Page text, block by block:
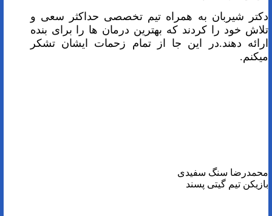
دکتر شیربان به همراه تیم تخصصی حداکثر سعی و
تلاش خود را کردند که بهترین درمان ها را برای بنده
ارائه دهند.در این جا از تمام زحمات ایشان تشکر
میکنم.
محمدرضا سنگ سفیدی
بازیکن تیم گیتی پسند